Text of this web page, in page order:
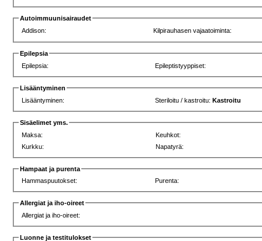
Autoimmuunisairaudet
Addison:
Kilpirauhasen vajaatoiminta:
Epilepsia
Epilepsia:
Epileptistyyppiset:
Lisääntyminen
Lisääntyminen:
Steriloitu / kastroitu:Kastroitu
Sisäelimet yms.
Maksa:
Keuhkot:
Kurkku:
Napatyrä:
Hampaat ja purenta
Hammaspuutokset:
Purenta:
Allergiat ja iho-oireet
Allergiat ja iho-oireet:
Luonne ja testitulokset